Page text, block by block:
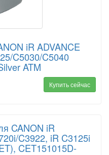
iR ADVANCE
C5030/C5040
ATM
Купить сейчас
CANON iR
C3922, iR C3125i
CET151015D-